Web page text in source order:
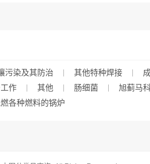
污染及其防治 其他特种焊接
作 其他 肠细菌 旭蓟马
各种燃料的锅炉